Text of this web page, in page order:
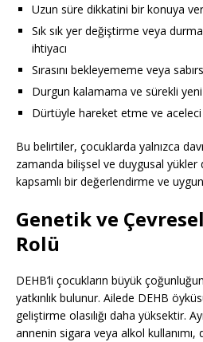
Uzun süre dikkatini bir konuya
Sık sık yer değiştirme veya
ihtiyacı
Sırasını bekleyememe veya
Durgun kalamama ve sürekli
Dürtüyle hareket etme ve aceleci
Bu belirtiler, çocuklarda yalnızca
zamanda bilişsel ve duygusal
kapsamlı bir değerlendirme ve
Genetik ve
Rolü
DEHB’li çocukların büyük
yatkınlık bulunur. Ailede DEHB
geliştirme olasılığı daha yüksektir.
annenin sigara veya alkol kullanımı,